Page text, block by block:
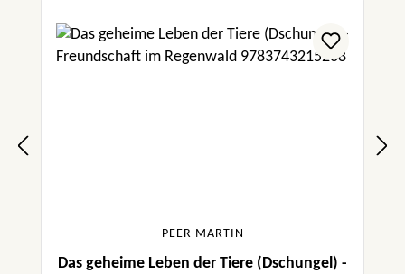
PEER MARTIN
Das geheime Leben der Tiere (Dschungel) -